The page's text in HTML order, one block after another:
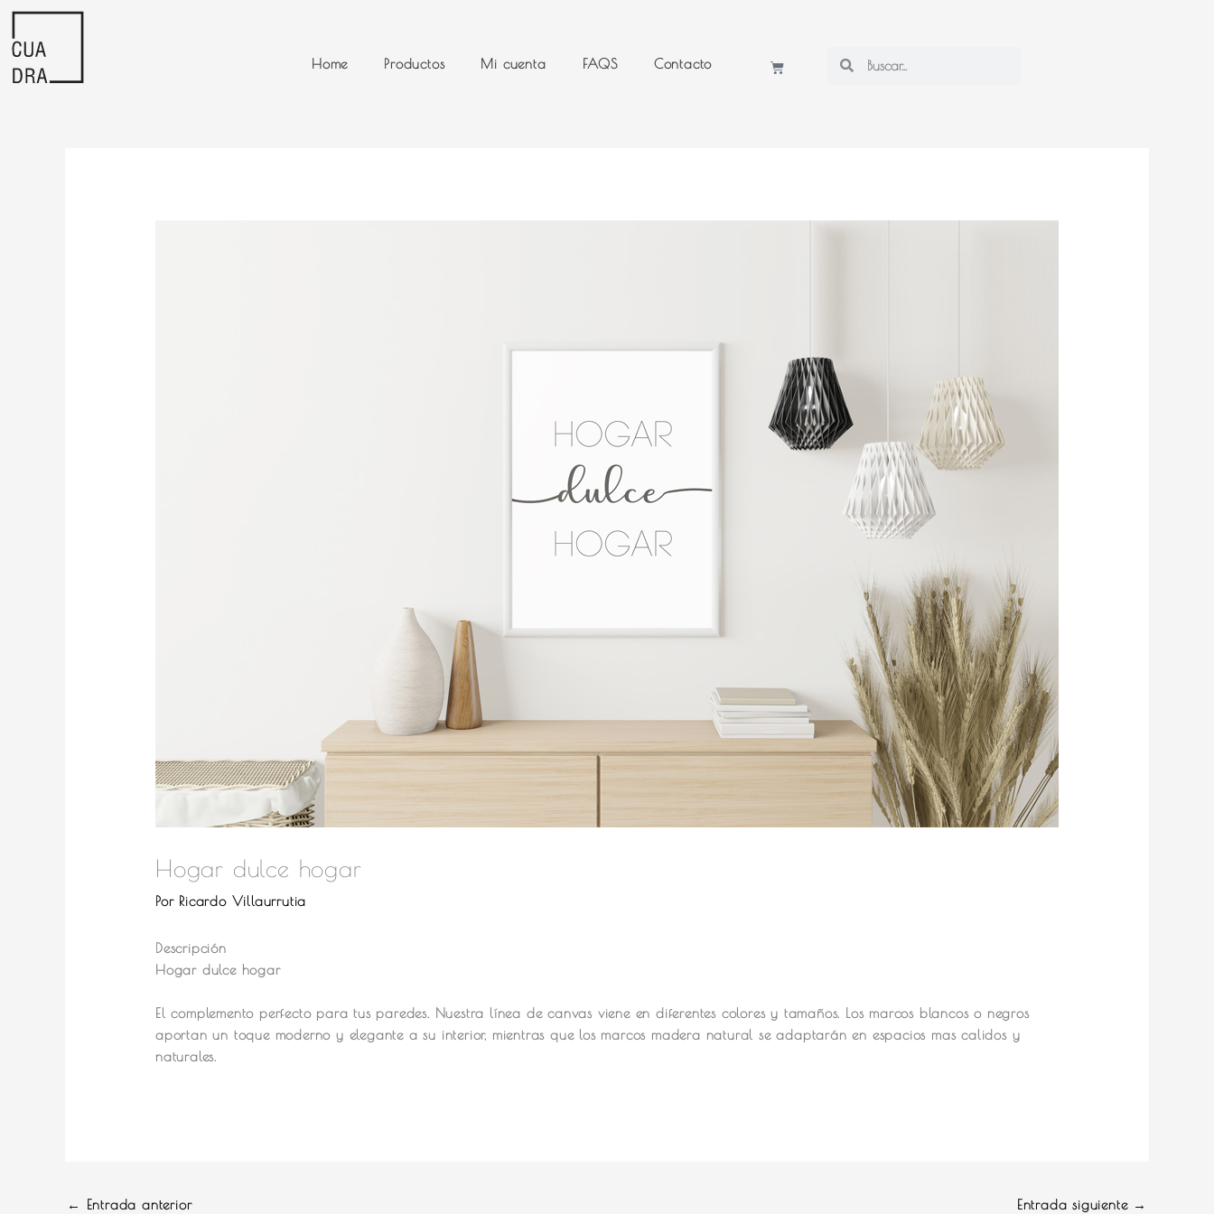
contenido
Home Productos Mi cuenta FAQS Contacto Cart
SearchSearch
Hogar dulce hogar
Por Ricardo Villaurrutia
Descripción
Hogar dulce hogar
El complemento perfecto para tus paredes. Nuestra línea de canvas viene en diferentes colores y tamaños. Los marcos blancos o negros
aportan un toque moderno y elegante a su interior, mientras que los marcos madera natural se adaptarán en espacios mas calidos y
naturales.
← Entrada anterior Entrada siguiente →